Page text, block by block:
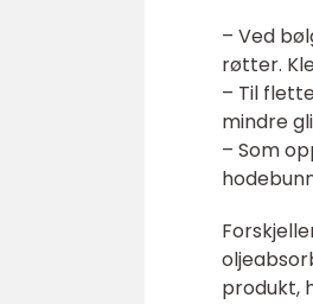
– Ved
røtter.
– Til
mindre
– Som
produkt,